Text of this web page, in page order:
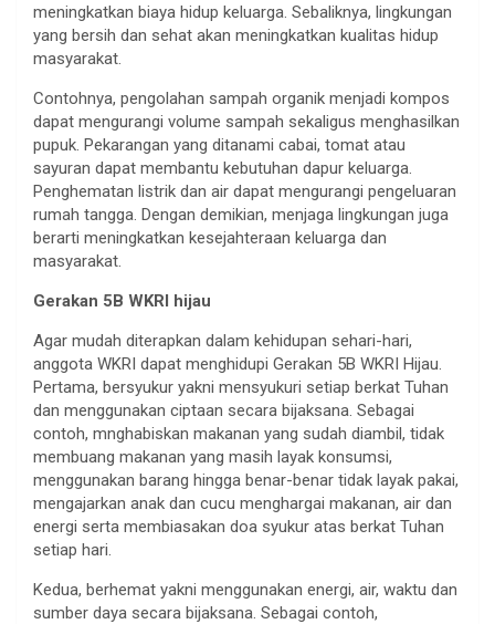
meningkatkan biaya hidup keluarga. Sebaliknya, lingkungan
yang bersih dan sehat akan meningkatkan kualitas hidup
masyarakat.
Contohnya, pengolahan sampah organik menjadi kompos
dapat mengurangi volume sampah sekaligus menghasilkan
pupuk. Pekarangan yang ditanami cabai, tomat atau
sayuran dapat membantu kebutuhan dapur keluarga.
Penghematan listrik dan air dapat mengurangi pengeluaran
rumah tangga. Dengan demikian, menjaga lingkungan juga
berarti meningkatkan kesejahteraan keluarga dan
masyarakat.
Gerakan 5B WKRI hijau
Agar mudah diterapkan dalam kehidupan sehari-hari,
anggota WKRI dapat menghidupi Gerakan 5B WKRI Hijau.
Pertama, bersyukur yakni mensyukuri setiap berkat Tuhan
dan menggunakan ciptaan secara bijaksana. Sebagai
contoh, mnghabiskan makanan yang sudah diambil, tidak
membuang makanan yang masih layak konsumsi,
menggunakan barang hingga benar-benar tidak layak pakai,
mengajarkan anak dan cucu menghargai makanan, air dan
energi serta membiasakan doa syukur atas berkat Tuhan
setiap hari.
Kedua, berhemat yakni menggunakan energi, air, waktu dan
sumber daya secara bijaksana. Sebagai contoh,